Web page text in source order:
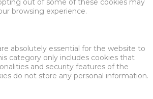
out of some of these cookies may
browsing experience.
absolutely essential for the website to
category only includes cookies that
and security features of the
do not store any personal information.